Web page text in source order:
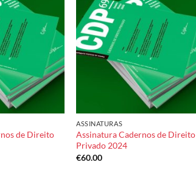
Add to
wishlist
de Direito
Add to
wishlist
ASSINATURAS
Assinatura Cadernos de Direito
Privado 2024
€60.00